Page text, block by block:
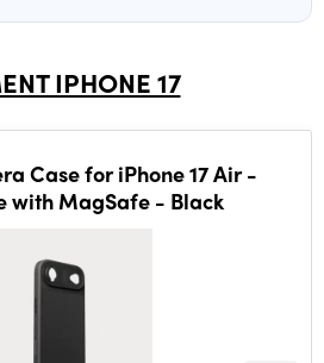
IPHONE 17
Case for iPhone 17 Air -
with MagSafe - Black